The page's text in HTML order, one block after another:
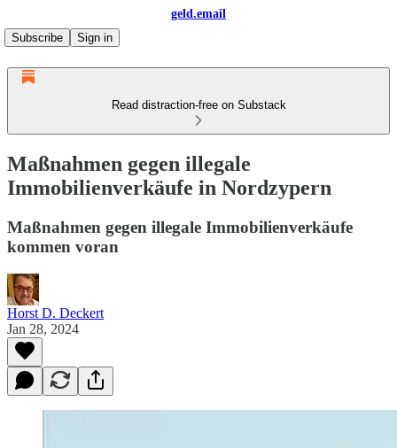
geld.email
Subscribe
Sign in
Read distraction-free on Substack
Maßnahmen gegen illegale
Immobilienverkäufe in Nordzypern
Maßnahmen gegen illegale Immobilienverkäufe
kommen voran
Horst D. Deckert
Jan 28, 2024